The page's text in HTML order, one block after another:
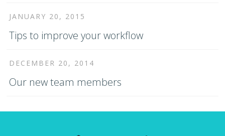
JANUARY 20, 2015
Tips to improve your workflow
DECEMBER 20, 2014
Our new team members